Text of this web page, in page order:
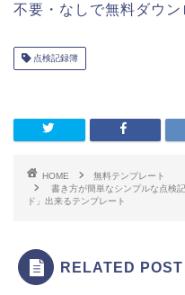
不要・なしで無料ダウン
点検記録簿
HOME
無料テンプレート
書き方が簡単なシンプルな点検
ド」出来るテンプレート
RELATED POST